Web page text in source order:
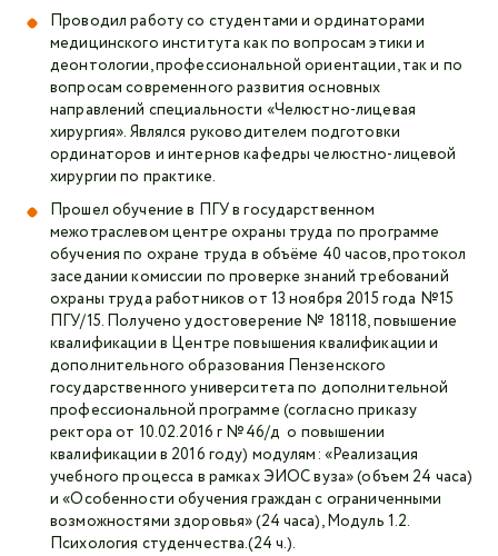
Проводил работу со студентами и ординаторами
медицинского института как по вопросам этики и
деонтологии, профессиональной ориентации, так и по
вопросам современного развития основных
направлений специальности «Челюстно-лицевая
хирургия». Являлся руководителем подготовки
ординаторов и интернов кафедры челюстно-лицевой
хирургии по практике.
Прошел обучение в ПГУ в государственном
межотраслевом центре охраны труда по программе
обучения по охране труда в объёме 40 часов, протокол
заседании комиссии по проверке знаний требований
охраны труда работников от 13 ноября 2015 года №15
ПГУ/15. Получено удостоверение № 18118, повышение
квалификации в Центре повышения квалификации и
дополнительного образования Пензенского
государственного университета по дополнительной
профессиональной программе (согласно приказу
ректора от 10.02.2016 г №46/д о повышении
квалификации в 2016 году) модулям: «Реализация
учебного процесса в рамках ЭИОС вуза» (объем 24 часа)
и «Особенности обучения граждан с ограниченными
возможностями здоровья» (24 часа), Модуль 1.2.
Психология студенчества.(24 ч.).